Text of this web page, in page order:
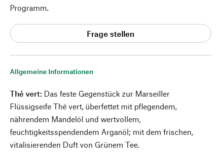
Allgemeine Informationen
Thé vert: Das feste Gegenstück zur Marseiller
Flüssigseife Thé vert, überfettet mit pflegendem,
nährendem Mandelöl und wertvollem,
feuchtigkeitsspendendem Arganöl; mit dem frischen,
vitalisierenden Duft von Grünem Tee.
Programm.
Frage stellen